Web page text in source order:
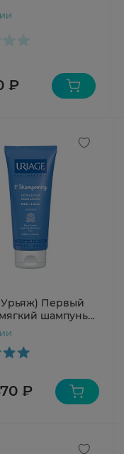
₽
Первый
шампунь
200 мл
₽